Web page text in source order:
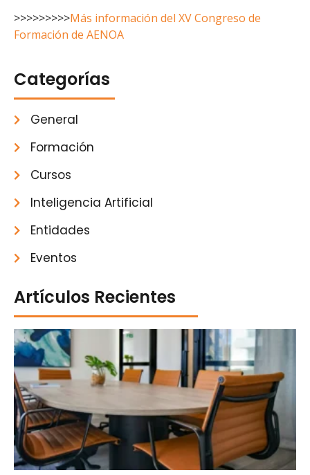
>>>>>>>>>Más información del XV Congreso de
Formación de AENOA
Artículos Recientes
Categorías
General
Formación
Cursos
Inteligencia Artificial
Entidades
Eventos